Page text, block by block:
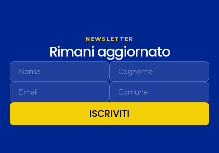
NEWSLETTER
Rimani aggiornato
ISCRIVITI